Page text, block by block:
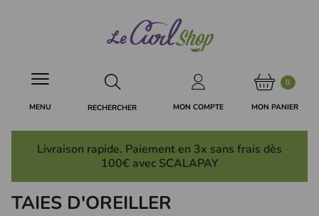
MON COMPTE
0
MON PANIER
RECHERCHER
MENU
Livraison rapide. Paiement en 3x sans frais dès
100€ avec SCALAPAY
TAIES D'OREILLER